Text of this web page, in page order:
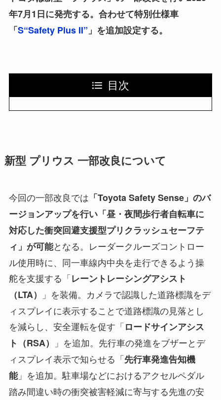
年7月1日に発売する。合わせて特別仕様車
「S“Safety Plus II” 」を追加設定する。
目次
新型 プリウス 一部改良について
今回の一部改良では 「Toyota Safety Sense」のバ
ージョンアップを行い「昼・夜間歩行者自転車に
対応した衝突回避支援型プリクラッシュセーフテ
ィ」が可能となる。レーダークルーズコントロー
ル使用時に、同一車線内中央を走行できるよう操
舵を支援する「レーントレーシングアシスト
（LTA）
」を装備。カメラで認識した道路標識をデ
ィスプレイに表示することで道路標識の見落とし
を減らし、安全運転を促す「ロードサインアシス
ト（RSA）
」を追加。先行車の発進をブザーとデ
ィスプレイ表示で知らせる「先行車発進告知機
能」を追加。駐車場などにおけるアクセルペダル
踏み間違い時の衝突被害軽減に寄与する先進の安